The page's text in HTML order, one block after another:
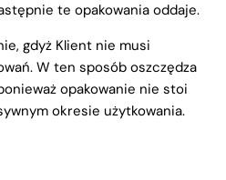
te opakowania oddaje.
gdyż Klient nie musi
W ten sposób oszczędza
opakowanie nie stoi
okresie użytkowania.